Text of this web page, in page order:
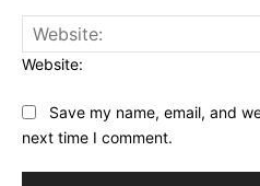
Website:
Save my name, email, and
next time I comment.